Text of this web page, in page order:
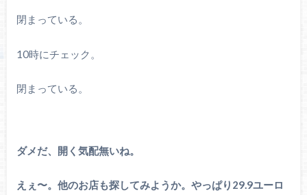
閉まっている。
10時にチェック。
閉まっている。
ダメだ、開く気配無いね。
えぇ〜。他のお店も探してみようか。やっぱり29.9ユーロ